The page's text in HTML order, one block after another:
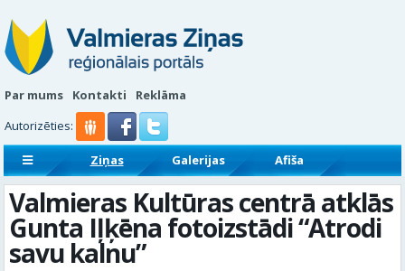
Par mums Kontakti
Reklāma
Autorizēties:
Ziņas Galerijas
Afiša
Sludinājumi
Reklāmraksti
Valmieras Kultūras centrā atklās
Gunta Iļķēna fotoizstādi “Atrodi
savu kalnu”